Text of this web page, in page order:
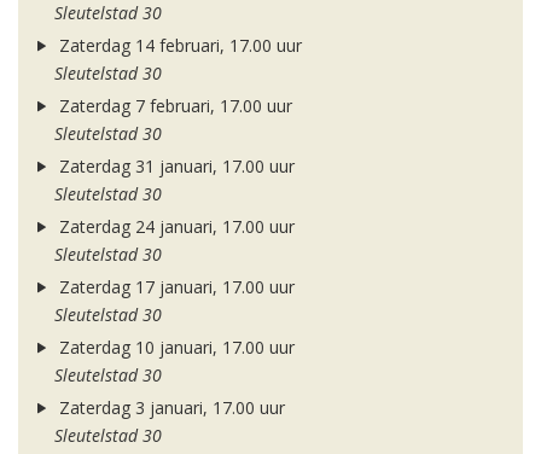
Sleutelstad 30
Zaterdag 14 februari, 17.00 uur
Sleutelstad 30
Zaterdag 7 februari, 17.00 uur
Sleutelstad 30
Zaterdag 31 januari, 17.00 uur
Sleutelstad 30
Zaterdag 24 januari, 17.00 uur
Sleutelstad 30
Zaterdag 17 januari, 17.00 uur
Sleutelstad 30
Zaterdag 10 januari, 17.00 uur
Sleutelstad 30
Zaterdag 3 januari, 17.00 uur
Sleutelstad 30